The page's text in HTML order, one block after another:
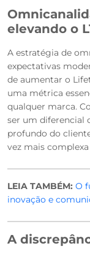
elevando o
A estratégia de
expectativas
de aumentar o
uma métrica
qualquer marca.
ser um diferencial
profundo do
vez mais
LEIA TAMBÉM: O
inovação e
A